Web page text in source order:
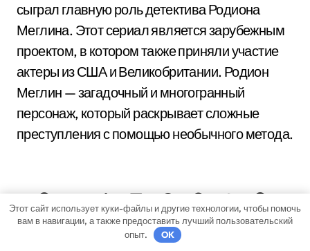
сыграл главную роль детектива Родиона
Меглина. Этот сериал является зарубежным
проектом, в котором также приняли участие
актеры из США и Великобритании. Родион
Меглин — загадочный и многогранный
персонаж, который раскрывает сложные
преступления с помощью необычного метода.
Этот сайт использует куки-файлы и другие технологии, чтобы помочь
вам в навигации, а также предоставить лучший пользовательский
опыт.
OK